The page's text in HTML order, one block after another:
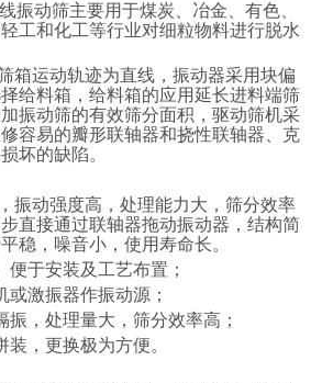
构无粉尘溢散的特点。高筛分目数400目，可
料。技术参数：型号筛面规格（长×宽）层
度mm处理量(t/h)电机功率kw总重量kg振频
角(°)外形尺寸长×宽×高
14-50≤20010-1005.5×21750166-840-
24-50≤20010-
14-
24-50≤20010-
34-
25-50≤20015-
35-
振动筛主要用于煤炭、冶金、有色、
工和化工等行业对细粒物料进行脱水
箱运动轨迹为直线，振动器采用块偏
给料箱，给料箱的应用延长进料端筛
振动筛的有效筛分面积，驱动筛机采
容易的瓣形联轴器和挠性联轴器、克
坏的缺陷。
振动强度高，处理能力大，筛分效率
直接通过联轴器拖动振动器，结构简
稳，噪音小，使用寿命长。
便于安装及工艺布置；
或激振器作振动源；
振，处理量大，筛分效率高；
装，更换极为方便。